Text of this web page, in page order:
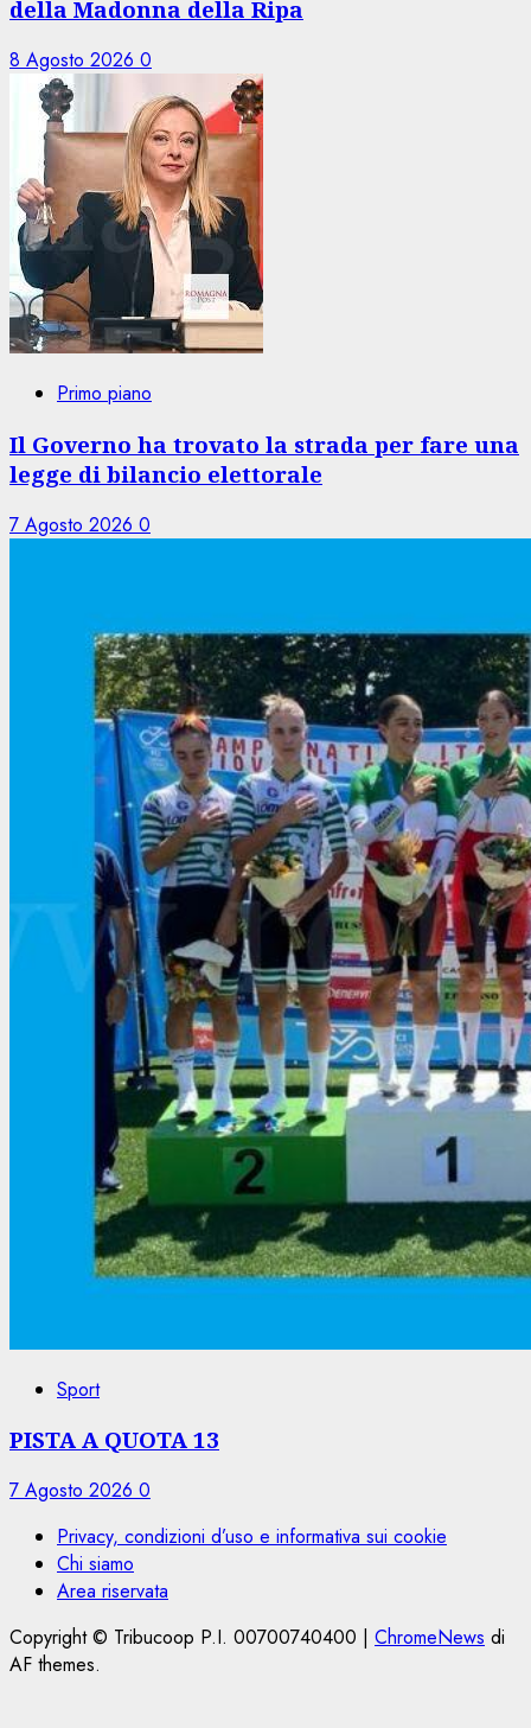
della Madonna della Ripa
8 Agosto 2026 0
Primo piano
Il Governo ha trovato la strada per fare una
legge di bilancio elettorale
7 Agosto 2026 0
Sport
PISTA A QUOTA 13
7 Agosto 2026 0
Privacy, condizioni d’uso e informativa sui cookie
Chi siamo
Area riservata
Copyright © Tribucoop P.I. 00700740400 | ChromeNews di
AF themes.